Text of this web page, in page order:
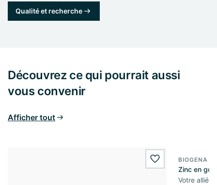
Qualité et recherche
Découvrez ce qui pourrait aussi
vous convenir
Afficher tout
wishlist.add
BIOGENA
Zinc en
Votre allié